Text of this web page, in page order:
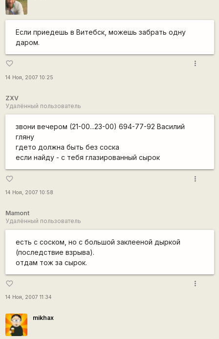
Если приедешь в Витебск, можешь забрать одну
даром.
favorite_border
14 Ноя, 2007 10:25
more_vert
ZXV
Удалённый пользователь
звони вечером (21-00...23-00) 694-77-92 Василий
гляну
гдето должна быть без соска
если найду - с тебя глазированный сырок
favorite_border
14 Ноя, 2007 10:58
more_vert
Mamont
Удалённый пользователь
есть с соском, но с большой заклееной дыркой
(последствие взрыва).
отдам тож за сырок.
favorite_border
14 Ноя, 2007 11:34
more_vert
mikhax